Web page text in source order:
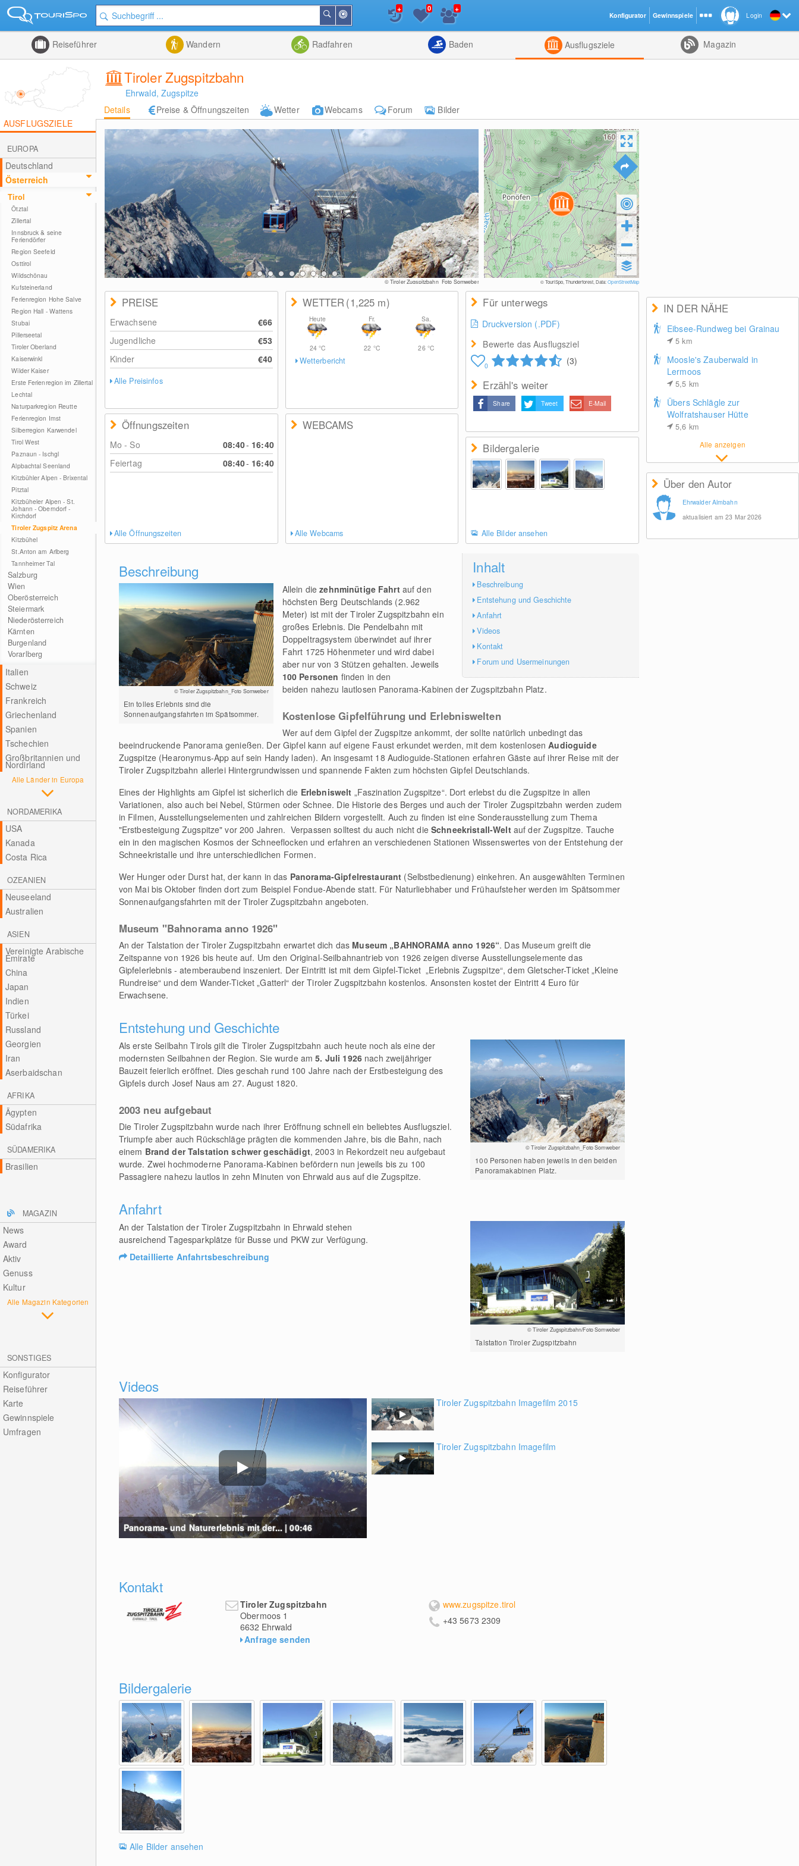
der
Nähe
Suchen
Listenansicht
+ 0 +
Reiseführer Wandern Radfahren Baden Ausflugsziele Magazin
Tiroler Zugspitzbahn
Ehrwald, Zugspitze
Details
Preise & Öffnungszeiten Wetter Webcams Forum
Bilder
AUSFLUGSZIELE
EUROPA
Deutschland
Österreich
Tirol
Ötztal
Zillertal
Innsbruck & seine
Feriendörfer
Region Seefeld
Osttirol
Wildschönau
Kufsteinerland
Ferienregion Hohe Salve
Region Hall - Wattens
Stubai
Pillerseetal
Tiroler Oberland
Kaiserwinkl
Wilder Kaiser
Erste Ferienregion im Zillertal
Lechtal
Naturparkregion Reutte
Ferienregion Imst
Silberregion Karwendel
Tirol West
Paznaun - Ischgl
Alpbachtal Seenland
Kitzbühler Alpen - Brixental
Pitztal
Kitzbüheler Alpen - St.
Johann - Oberndorf -
Kirchdorf
Tiroler Zugspitz Arena
Kitzbühel
St.Anton am Arlberg
Tannheimer Tal
Salzburg
Wien
Oberösterreich
Steiermark
Niederösterreich
Kärnten
Burgenland
Vorarlberg
Italien
Schweiz
Frankreich
Griechenland
Spanien
Tschechien
Großbritannien und
Nordirland
Alle Länder in Europa
NORDAMERIKA
USA
Kanada
Costa Rica
OZEANIEN
Neuseeland
Australien
ASIEN
Vereinigte Arabische
Emirate
China
Japan
Indien
Türkei
Russland
Georgien
Iran
Aserbaidschan
AFRIKA
Ägypten
Südafrika
SÜDAMERIKA
Brasilien
MAGAZIN
News
Award
Aktiv
Genuss
Kultur
Alle Magazin Kategorien
SONSTIGES
Konfigurator
Reiseführer
Karte
Gewinnspiele
Umfragen
© Tiroler Zugspitzbahn_Foto Somweber © TouriSpo, Thunderforest, Data:OpenStreetMap
IN DER NÄHE
Eibsee-Rundweg bei Grainau
5km
Moosle's Zauberwald in
Lermoos
5,5 km
Übers Schlägle zur
Wolfratshauser Hütte
5,6 km
Alle anzeigen
Über den Autor
Ehrwalder Almbahn
aktualisiert am 23 Mar 2026
PREISE
Erwachsene
€66
Jugendliche
€53
Kinder
€40
Alle Preisinfos
Öffnungszeiten
Mo - So 08:40- 16:40
Feiertag
08:40- 16:40
Alle Öffnungszeiten
WETTER(1,225 m)
Heute
24°C
Fr.
22 °C
Sa.
26 °C
Wetterbericht
WEBCAMS
Alle Webcams
Für unterwegs
Druckversion (.PDF)
Bewerte das Ausflugsziel
0 (3)
Erzähl's weiter
Share Tweet E-Mail
Bildergalerie
Alle Bilder ansehen
Inhalt
Beschreibung
Entstehung und Geschichte
Anfahrt
Videos
Kontakt
Forum und Usermeinungen
Beschreibung
© Tiroler Zugspitzbahn_Foto Somweber
Ein tolles Erlebnis sind die
Sonnenaufgangsfahrten im Spätsommer.
Allein diezehnminütige Fahrtauf den
höchsten Berg Deutschlands (2.962
Meter) ist mit der Tiroler Zugspitzbahn ein
großes Erlebnis. Die Pendelbahn mit
Doppeltragsystem überwindet auf ihrer
Fahrt 1725 Höhenmeter und wird dabei
aber nur von 3 Stützen gehalten. Jeweils
100 Personen finden in den
beiden nahezu lautlosen Panorama-Kabinen der Zugspitzbahn Platz.
Kostenlose Gipfelführung und Erlebniswelten
Wer auf dem Gipfel der Zugspitze ankommt, der sollte natürlich unbedingt das
beeindruckende Panorama genießen. Der Gipfel kann auf eigene Faust erkundet werden, mit dem kostenlosenAudioguide
Zugspitze (Hearonymus-App auf sein Handy laden). An insgesamt 18 Audioguide-Stationen erfahren Gäste auf ihrer Reise mit der
Tiroler Zugspitzbahn allerlei Hintergrundwissen und spannende Fakten zum höchsten Gipfel Deutschlands.
Eines der Highlights am Gipfel ist sicherlich die Erlebniswelt „Faszination Zugspitze“. Dort erlebst du die Zugspitze in allen
Variationen, also auch bei Nebel, Stürmen oder Schnee. Die Historie des Berges und auch der Tiroler Zugspitzbahn werden zudem
in Filmen, Ausstellungselementen und zahlreichen Bildern vorgestellt. Auch zu finden ist eine Sonderausstellung zum Thema
"Erstbesteigung Zugspitze" vor 200 Jahren. Verpassen solltest du auch nicht dieSchneekristall-Welt auf der Zugspitze. Tauche
ein in den magischen Kosmos der Schneeflocken und erfahren an verschiedenen Stationen Wissenswertes von der Entstehung der
Schneekristalle und ihre unterschiedlichen Formen.
Wer Hunger oder Durst hat, der kann in das Panorama-Gipfelrestaurant (Selbstbedienung) einkehren. An ausgewählten Terminen
von Mai bis Oktober finden dort zum Beispiel Fondue-Abende statt. Für Naturliebhaber und Frühaufsteher werden im Spätsommer
Sonnenaufgangsfahrten mit der Tiroler Zugspitzbahn angeboten.
Museum "Bahnorama anno 1926"
An der Talstation der Tiroler Zugspitzbahn erwartet dich das Museum „BAHNORAMA anno 1926“. Das Museum greift die
Zeitspanne von 1926 bis heute auf. Um den Original-Seilbahnantrieb von 1926 zeigen diverse Ausstellungselemente das
Gipfelerlebnis - atemberaubend inszeniert. Der Eintritt ist mit dem Gipfel-Ticket „Erlebnis Zugspitze“, dem Gletscher-Ticket „Kleine
Rundreise“ und dem Wander-Ticket „Gatterl“ der Tiroler Zugspitzbahn kostenlos. Ansonsten kostet der Eintritt 4 Euro für
Erwachsene.
Entstehung und Geschichte
© Tiroler Zugspitzbahn_Foto Somweber
100 Personen haben jeweils in den beiden
Panoramakabinen Platz.
Als erste Seilbahn Tirols gilt die Tiroler Zugspitzbahn auch heute noch als eine der
modernsten Seilbahnen der Region. Sie wurde am 5. Juli 1926 nach zweijähriger
Bauzeit feierlich eröffnet. Dies geschah rund 100 Jahre nach der Erstbesteigung des
Gipfels durch Josef Naus am 27. August 1820.
2003 neu aufgebaut
Die Tiroler Zugspitzbahn wurde nach ihrer Eröffnung schnell ein beliebtes Ausflugsziel.
Triumpfe aber auch Rückschläge prägten die kommenden Jahre, bis die Bahn, nach
einem Brand der Talstation schwer geschädigt, 2003 in Rekordzeit neu aufgebaut
wurde. Zwei hochmoderne Panorama-Kabinen befördern nun jeweils bis zu 100
Passagiere nahezu lautlos in zehn Minuten von Ehrwald aus auf die Zugspitze.
Anfahrt
© Tiroler Zugspitzbahn/Foto Somweber
Talstation Tiroler Zugspitzbahn
An der Talstation der Tiroler Zugspitzbahn in Ehrwald stehen
ausreichend Tagesparkplätze für Busse und PKW zur Verfügung.
Detaillierte Anfahrtsbeschreibung
Videos
Panorama- und Naturerlebnis mit der... | 00:46
Tiroler Zugspitzbahn Imagefilm 2015
Tiroler Zugspitzbahn Imagefilm
Kontakt
Tiroler Zugspitzbahn
Obermoos 1
6632 Ehrwald
Anfrage senden
www.zugspitze.tirol
+43 5673 2309
Bildergalerie
Alle Bilder ansehen
Login
Konfigurator Gewinnspiele